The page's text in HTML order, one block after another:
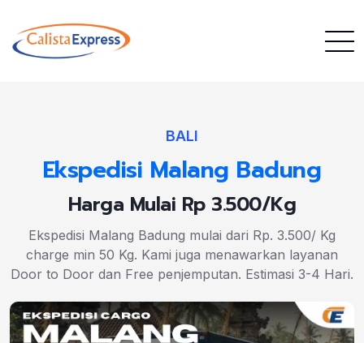
BALI
Ekspedisi Malang Badung
Harga Mulai Rp 3.500/Kg
Ekspedisi Malang Badung mulai dari Rp. 3.500/ Kg
charge min 50 Kg. Kami juga menawarkan layanan
Door to Door dan Free penjemputan. Estimasi 3-4 Hari.